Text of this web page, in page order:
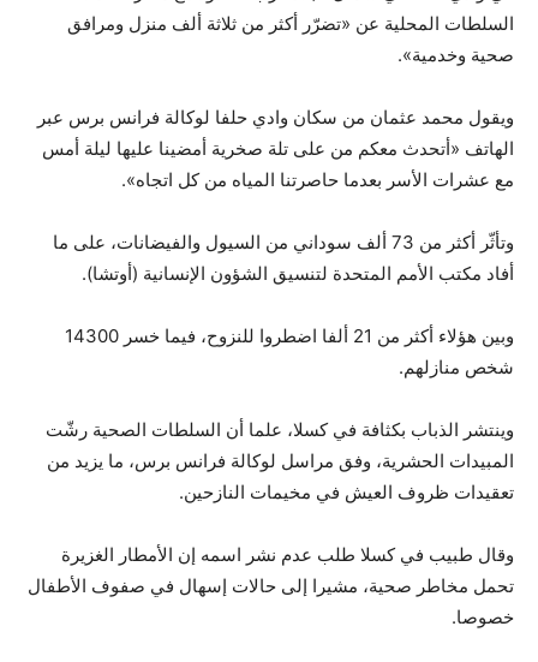
السلطات المحلية عن «تضرّر أكثر من ثلاثة ألف منزل ومرافق
صحية وخدمية».
ويقول محمد عثمان من سكان وادي حلفا لوكالة فرانس برس عبر
الهاتف «أتحدث معكم من على تلة صخرية أمضينا عليها ليلة أمس
مع عشرات الأسر بعدما حاصرتنا المياه من كل اتجاه».
وتأثّر أكثر من 73 ألف سوداني من السيول والفيضانات، على ما
أفاد مكتب الأمم المتحدة لتنسيق الشؤون الإنسانية (أوتشا).
وبين هؤلاء أكثر من 21 ألفا اضطروا للنزوح، فيما خسر 14300
شخص منازلهم.
وينتشر الذباب بكثافة في كسلا، علما أن السلطات الصحية رشّت
المبيدات الحشرية، وفق مراسل لوكالة فرانس برس، ما يزيد من
تعقيدات ظروف العيش في مخيمات النازحين.
وقال طبيب في كسلا طلب عدم نشر اسمه إن الأمطار الغزيرة
تحمل مخاطر صحية، مشيرا إلى حالات إسهال في صفوف الأطفال
خصوصا.